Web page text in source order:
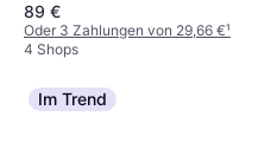
89 €
Oder 3 Zahlungen von 29,66 €¹
4 Shops
Im Trend